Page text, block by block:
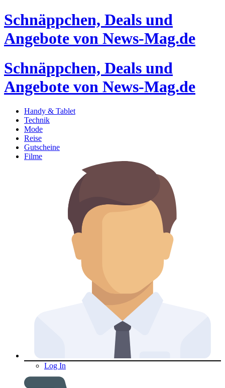
Schnäppchen, Deals und
Angebote von News-Mag.de
Schnäppchen, Deals und
Angebote von News-Mag.de
Handy & Tablet
Technik
Mode
Reise
Gutscheine
Filme
Log In